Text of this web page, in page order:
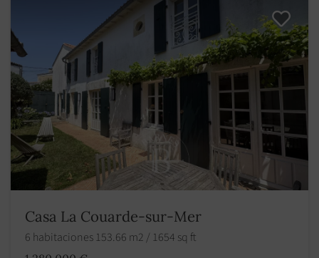
Casa La Couarde-sur-Mer
6 habitaciones 153.66 m2 / 1654 sq ft